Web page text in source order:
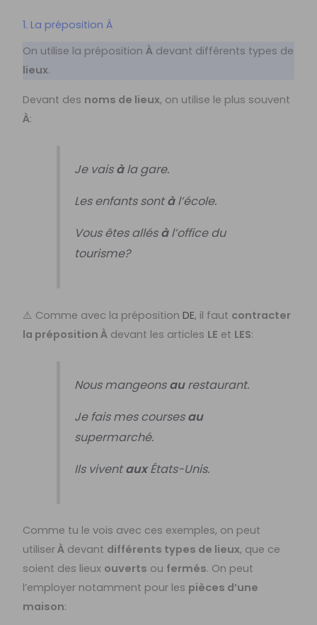
1. La préposition À
On utilise la prépositionÀ devant différents types de
lieux.
Devant des noms de lieux, on utilise le plus souvent
À:
Je vaisàla gare.
Les enfants sontàl’école.
Vous êtes allésàl’office du
tourisme?
⚠️ Comme avec la prépositionDE, il faut contracter
la préposition À devant les articles LE et LES:
Nous mangeonsaurestaurant.
Je fais mes coursesau
supermarché.
Ils viventauxÉtats-Unis.
Comme tu le vois avec ces exemples, on peut
utiliserÀ devant différents types de lieux, que ce
soient des lieux ouverts ou fermés. On peut
l’employer notamment pour les pièces d’une
maison: